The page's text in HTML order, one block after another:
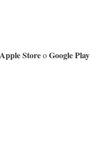
Apple StoreoGoogle Play